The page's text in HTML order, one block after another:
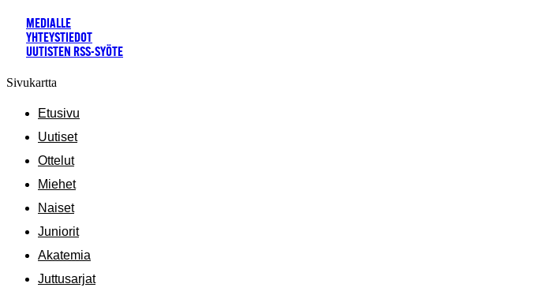
MEDIALLE
YHTEYSTIEDOT
UUTISTEN RSS-SYÖTE
Sivukartta
Etusivu
Uutiset
Ottelut
Miehet
Naiset
Juniorit
Akatemia
Juttusarjat